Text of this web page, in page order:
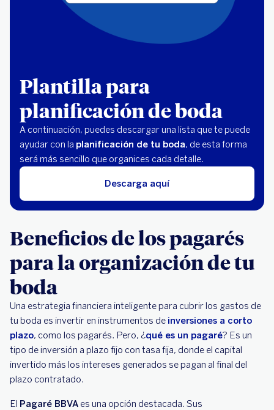
Plantilla para
planificación de boda
A continuación, puedes descargar una lista que te puede
ayudar con la planificación de tu boda, de esta forma
será más sencillo que organices cada detalle.
Descarga aquí
Beneficios de los pagarés
para la organización de tu
boda
Una estrategia financiera inteligente para cubrir los gastos de
tu boda es invertir en instrumentos de inversiones a corto
plazo, como los pagarés. Pero, ¿qué es un pagaré? Es un
tipo de inversión a plazo fijo con tasa fija, donde el capital
invertido más los intereses generados se pagan al final del
plazo contratado.
El Pagaré BBVA es una opción destacada. Sus